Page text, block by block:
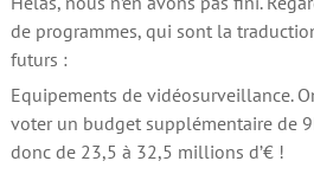
de programmes, qui sont la
futurs :
Equipements de vidéosurveillance.
voter un budget supplémentaire de
donc de 23,5 à 32,5 millions d’€ !